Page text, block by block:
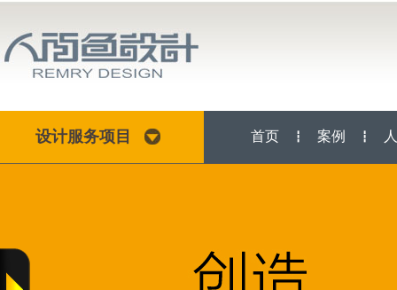
设计服务项目 首页 ┇ 案例 ┇